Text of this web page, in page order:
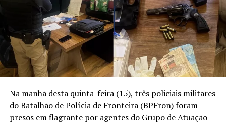
Na manhã desta quinta-feira (15), três policiais militares
do Batalhão de Polícia de Fronteira (BPFron) foram
presos em flagrante por agentes do Grupo de Atuação